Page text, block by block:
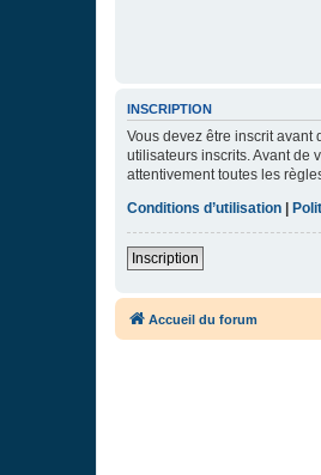
INSCRIPTION
Vous devez être inscrit avant
utilisateurs inscrits. Avant de
attentivement toutes les
Conditions d’utilisation
Inscription
Accueil du forum